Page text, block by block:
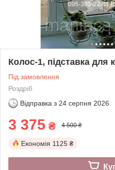
Колос-1, підставка для
Під замовлення
Роздріб
Відправка з 24 серпня 2026
3 375 ₴ 4 500 ₴
Економія 1125 ₴